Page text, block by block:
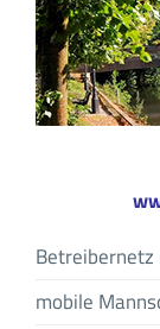
Betreibernetz
mobile